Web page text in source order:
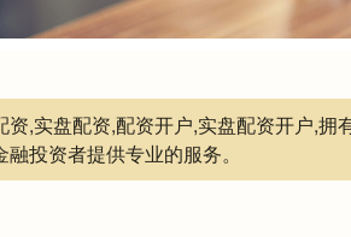
资,实盘配资,配资开户,实盘配资开户,
融投资者提供专业的服务。